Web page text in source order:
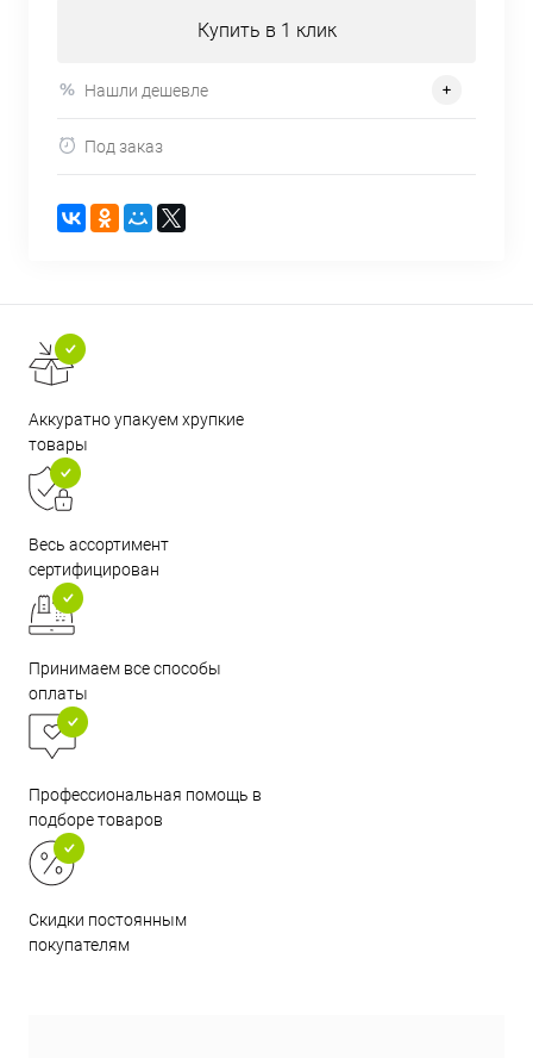
Купить в 1 клик
Нашли дешевле
Под заказ
Аккуратно упакуем хрупкие
товары
Весь ассортимент
сертифицирован
Принимаем все способы
оплаты
Профессиональная помощь в
подборе товаров
Скидки постоянным
покупателям